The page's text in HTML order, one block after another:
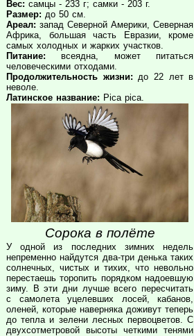
Вес: самцы - 233 г; самки - 203 г.
Размер: до 50 см.
Ареал: запад Северной Америки, Северная
Африка, большая часть Евразии, кроме
самых холодных и жарких участков.
Питание: всеядна, может питаться
человеческими отходами.
Продолжительность жизни: до 22 лет в
неволе.
Латинское название: Pica pica.
Сорока в полёте
У одной из последних зимних недель
непременно найдутся два-три денька таких
солнечных, чистых и тихих, что невольно
перестаешь торопить порядком надоевшую
зиму. В эти дни лучше всего пересчитать
с самолета уцелевших лосей, кабанов,
оленей, которые наверняка доживут теперь
до тепла и зелени лесных первоцветов. С
двухсотметровой высоты четкими тенями